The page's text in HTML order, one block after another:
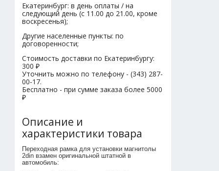
Екатеринбург: в день оплаты / на
следующий день (с 11.00 до 21.00, кроме
воскресенья);
Другие населенные пункты: по
договоренности;
Стоимость доставки по Екатеринбургу:
300 ₽
Уточнить можно по телефону - (343) 287-
00-17.
Бесплатно - при сумме заказа более 5000
₽
Описание и
характеристики товара
Переходная рамка для установки магнитолы
2din взамен оригинальной штатной в
автомобиль: